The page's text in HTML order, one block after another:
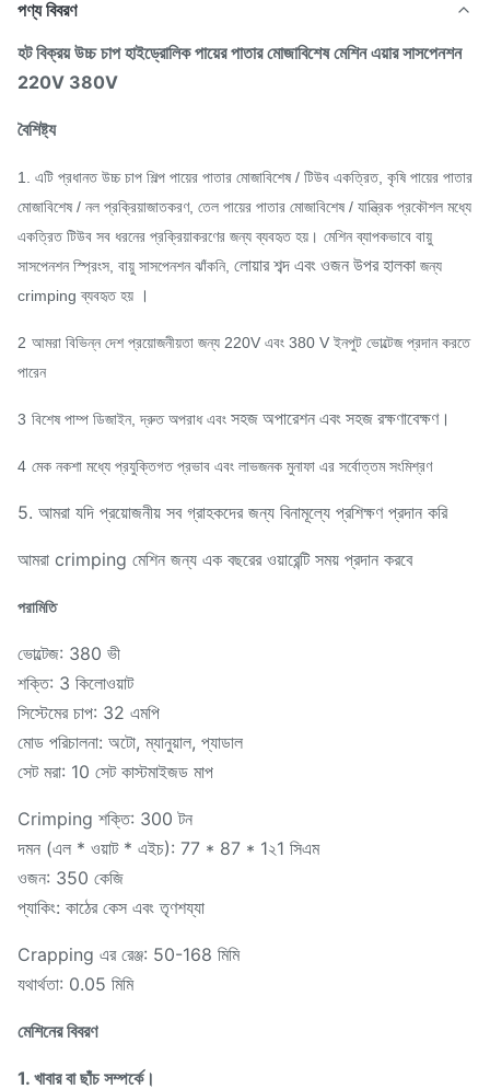
পণ্য বিবরণ
হট বিক্রয় উচ্চ চাপ হাইড্রোলিক পায়ের পাতার মোজাবিশেষ মেশিন এয়ার সাসপেনশন
220V 380V
বৈশিষ্ট্য
1. এটি প্রধানত উচ্চ চাপ শিল্প পায়ের পাতার মোজাবিশেষ / টিউব একত্রিত, কৃষি পায়ের পাতার
মোজাবিশেষ / নল প্রক্রিয়াজাতকরণ, তেল পায়ের পাতার মোজাবিশেষ / যান্ত্রিক প্রকৌশল মধ্যে
একত্রিত টিউব সব ধরনের প্রক্রিয়াকরণের জন্য ব্যবহৃত হয়। মেশিন ব্যাপকভাবে বায়ু
সাসপেনশন স্প্রিংস, বায়ু সাসপেনশন ঝাঁকনি, লোয়ার শব্দ এবং ওজন উপর হালকা জন্য
crimping ব্যবহৃত হয় ।
2 আমরা বিভিন্ন দেশ প্রয়োজনীয়তা জন্য 220V এবং 380 V ইনপুট ভোল্টেজ প্রদান করতে
পারেন
3 বিশেষ পাম্প ডিজাইন, দ্রুত অপরাধ এবং সহজ অপারেশন এবং সহজ রক্ষণাবেক্ষণ।
4 মেক নকশা মধ্যে প্রযুক্তিগত প্রভাব এবং লাভজনক মুনাফা এর সর্বোত্তম সংমিশ্রণ
5. আমরা যদি প্রয়োজনীয় সব গ্রাহকদের জন্য বিনামূল্যে প্রশিক্ষণ প্রদান করি
আমরা crimping মেশিন জন্য এক বছরের ওয়ারেন্টি সময় প্রদান করবে
পরামিতি
ভোল্টেজ: 380 ভী
শক্তি: 3 কিলোওয়াট
সিস্টেমের চাপ: 32 এমপি
মোড পরিচালনা: অটো, ম্যানুয়াল, প্যাডাল
সেট মরা: 10 সেট কাস্টমাইজড মাপ
Crimping শক্তি: 300 টন
দমন (এল * ওয়াট * এইচ): 77 * 87 * 1২1 সিএম
ওজন: 350 কেজি
প্যাকিং: কাঠের কেস এবং তৃণশয্যা
Crapping এর রেঞ্জ: 50-168 মিমি
যথার্থতা: 0.05 মিমি
মেশিনের বিবরণ
1. খাবার বা ছাঁচ সম্পর্কে।